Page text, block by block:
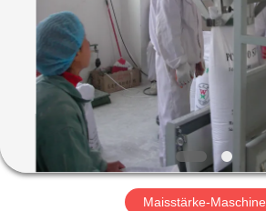
PRODUKTE
ÜBER
US
FABRIK-
Maisstärke-Maschine